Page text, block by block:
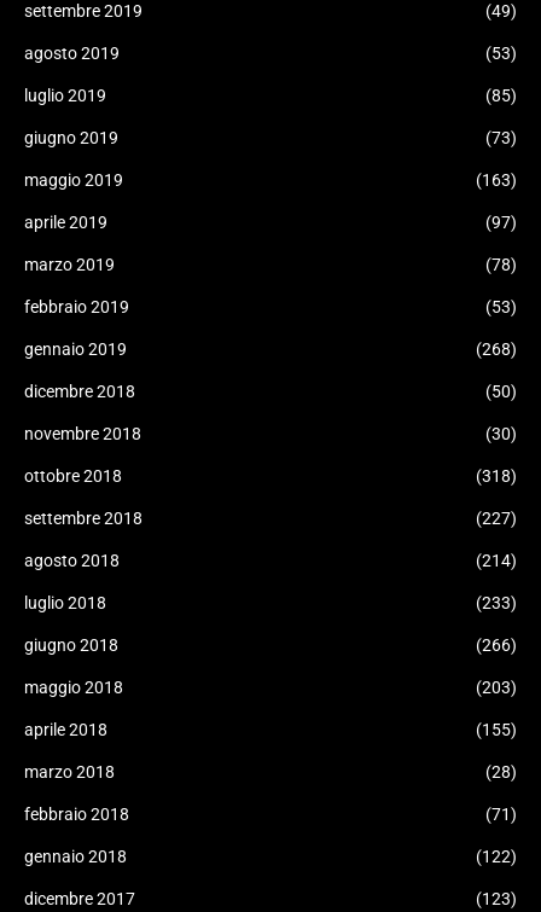
settembre 2019 (49)
agosto 2019 (53)
luglio 2019 (85)
giugno 2019 (73)
maggio 2019 (163)
aprile 2019 (97)
marzo 2019 (78)
febbraio 2019 (53)
gennaio 2019 (268)
dicembre 2018 (50)
novembre 2018 (30)
ottobre 2018 (318)
settembre 2018 (227)
agosto 2018 (214)
luglio 2018 (233)
giugno 2018 (266)
maggio 2018 (203)
aprile 2018 (155)
marzo 2018 (28)
febbraio 2018 (71)
gennaio 2018 (122)
dicembre 2017 (123)